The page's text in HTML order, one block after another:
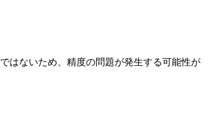
はないため、精度の問題が発生する可能性が